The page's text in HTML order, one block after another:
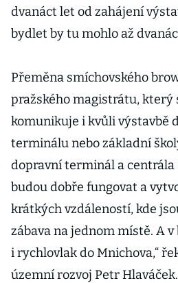
dvanáct let od zahájení
bydlet by tu mohlo až
Přeměna smíchovského
pražského magistrátu, který
komunikuje i kvůli výstavbě
terminálu nebo základní
dopravní terminál a centrála
budou dobře fungovat a
krátkých vzdáleností, kde
zábava na jednom místě. A
i rychlovlak do Mnichova,“
územní rozvoj Petr Hlaváček.